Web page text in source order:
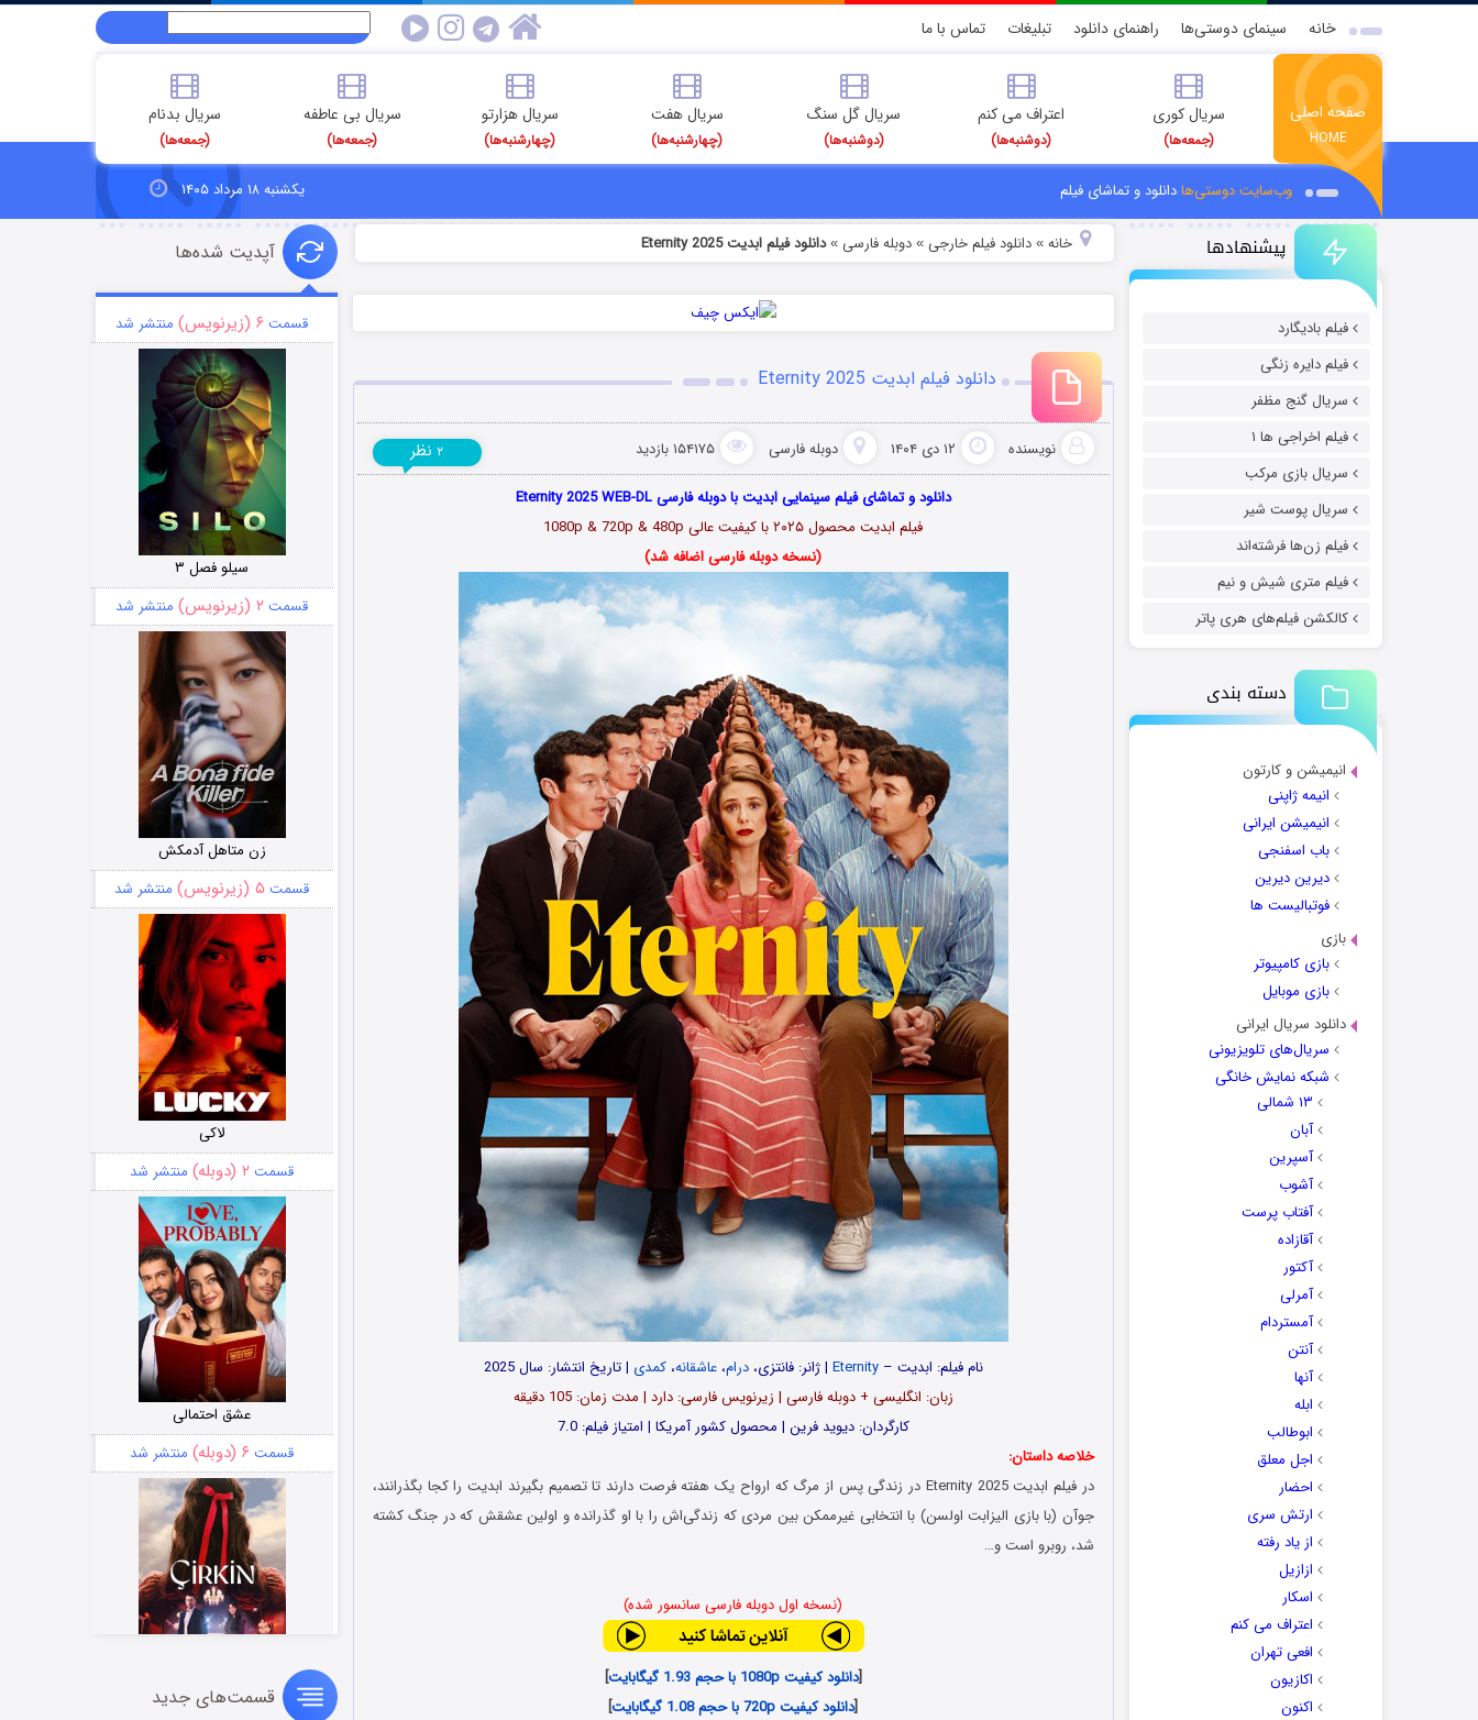
خانه سینمای دوستی‌ها راهنمای دانلود تبلیغات تماس با ما
صفحه اصلی
HOME
سریال کوری
(جمعه‌ها)
اعتراف می کنم
(دوشنبه‌ها)
سریال گل سنگ
(دوشنبه‌ها)
سریال هفت
(چهارشنبه‌ها)
سریال هزارتو
(چهارشنبه‌ها)
سریال بی عاطفه
(جمعه‌ها)
سریال بدنام
(جمعه‌ها)
وب‌سایت دوستی‌هادانلود و تماشای فیلم یکشنبه ۱۸ مرداد ۱۴۰۵
پیشنهادها
فیلم بادیگارد
فیلم دایره زنگی
سریال گنج مظفر
فیلم اخراجی ها ۱
سریال بازی مرکب
سریال پوست شیر
فیلم زن‌ها فرشته‌اند
فیلم متری شیش و نیم
کالکشن فیلم‌های هری پاتر
دسته بندی
انیمیشن و کارتون
انیمه ژاپنی
انیمیشن ایرانی
باب اسفنجی
دیرین دیرین
فوتبالیست ها
بازی
بازی کامپیوتر
بازی موبایل
دانلود سریال ایرانی
سریال‌های تلویزیونی
شبکه نمایش خانگی
۱۳ شمالی
آبان
آسپرین
آشوب
آفتاب پرست
آقازاده
آکتور
آمرلی
آمستردام
آنتن
آنها
ابله
ابوطالب
اجل معلق
احضار
ارتش سری
از یاد رفته
ازازیل
اسکار
اعتراف می کنم
افعی تهران
اکازیون
اکنون
خانه» دانلود فیلم خارجی » دوبله فارسی »دانلود فیلم ابدیت Eternity 2025
دانلود فیلم ابدیت Eternity 2025
نویسنده ۱۲ دی ۱۴۰۴ دوبله فارسی ۱۵۴۱۷۵ بازدید ۲ نظر
دانلود و تماشای فیلم سینمایی ابدیت با دوبله فارسی Eternity 2025 WEB-DL
فیلم ابدیت محصول ۲۰۲۵ با کیفیت عالی 1080p & 720p & 480p
(نسخه دوبله فارسی اضافه شد)
نام فیلم: ابدیت –Eternity | ژانر: فانتزی،درام،عاشقانه،کمدی | تاریخ انتشار: سال 2025
زبان: انگلیسی + دوبله فارسی | زیرنویس فارسی: دارد | مدت زمان: 105 دقیقه
کارگردان: دیوید فرین | محصول کشور آمریکا | امتیاز فیلم: 7.0
خلاصه داستان:
در فیلم ابدیت Eternity 2025 در زندگی پس از مرگ که ارواح یک هفته فرصت دارند تا تصمیم بگیرند ابدیت را کجا بگذرانند،
جوآن (با بازی الیزابت اولسن) با انتخابی غیرممکن بین مردی که زندگی‌اش را با او گذرانده و اولین عشقش که در جنگ کشته
شد، روبرو است و…
(نسخه اول دوبله فارسی سانسور شده)
[دانلود کیفیت 1080p با حجم 1.93 گیگابایت
]
[دانلود کیفیت 720p با حجم 1.08 گیگابایت
]
آپدیت شده‌ها
قسمت ۶ (زیرنویس) منتشر شد
سیلو فصل ۳
قسمت ۲ (زیرنویس) منتشر شد
زن متاهل آدمکش
قسمت ۵ (زیرنویس) منتشر شد
لاکی
قسمت ۲ (دوبله) منتشر شد
عشق احتمالی
قسمت ۶ (دوبله) منتشر شد
سریال زشت
قسمت‌های جدید